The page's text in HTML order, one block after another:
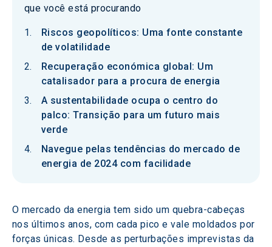
que você está procurando
Riscos geopolíticos: Uma fonte constante
de volatilidade
Recuperação económica global: Um
catalisador para a procura de energia
A sustentabilidade ocupa o centro do
palco: Transição para um futuro mais
verde
Navegue pelas tendências do mercado de
energia de 2024 com facilidade
O mercado da energia tem sido um quebra-cabeças
nos últimos anos, com cada pico e vale moldados por
forças únicas. Desde as perturbações imprevistas da